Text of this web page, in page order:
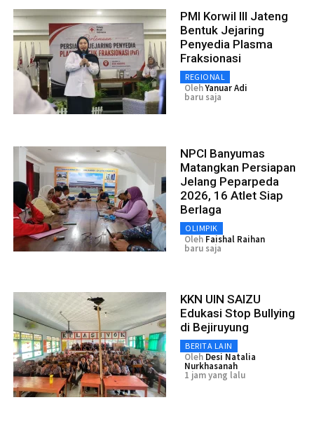
PMI Korwil III Jateng
Bentuk Jejaring
Penyedia Plasma
Fraksionasi
REGIONAL
OlehYanuar Adi
baru saja
NPCI Banyumas
Matangkan Persiapan
Jelang Peparpeda
2026, 16 Atlet Siap
Berlaga
OLIMPIK
Oleh Faishal Raihan
baru saja
KKN UIN SAIZU
Edukasi Stop Bullying
di Bejiruyung
BERITA LAIN
Oleh Desi Natalia
Nurkhasanah
1 jam yang lalu